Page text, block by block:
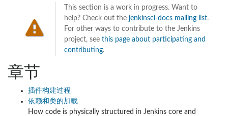
This section is a work in progress. Want to
help? Check out the jenkinsci-docs mailing list.
For other ways to contribute to the Jenkins
project, see this page about participating and
contributing.
章节
插件构建过程
依赖和类的加载
How code is physically structured in Jenkins core and